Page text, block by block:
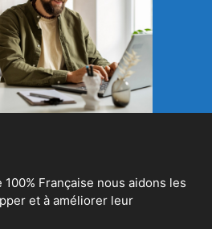
Française nous aidons les
et à améliorer leur